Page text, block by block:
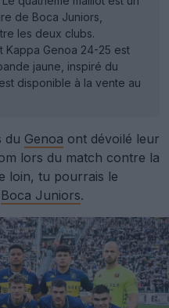
de Boca Juniors,
les deux clubs.
Kappa Genoa 24-25 est
jaune, inspiré du
disponible à la vente au
du Genoa ont dévoilé leur
lors du match contre la
loin, tu pourrais le
Boca Juniors.